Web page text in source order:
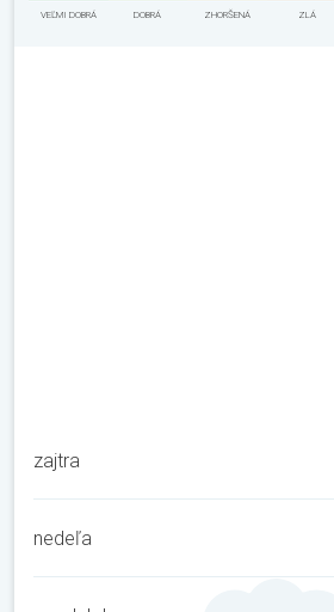
VEĽMI DOBRÁ DOBRÁ ZHORŠENÁ ZLÁ
zajtra
nedeľa